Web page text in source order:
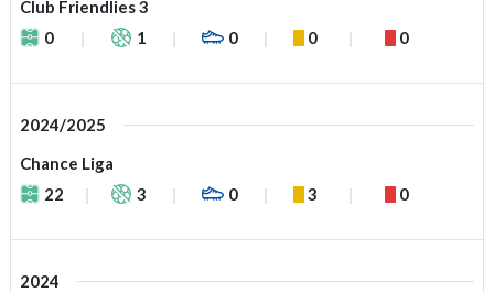
Club Friendlies 3
0
1 0 0 0
2024/2025
Chance Liga
22
3 0 3 0
2024